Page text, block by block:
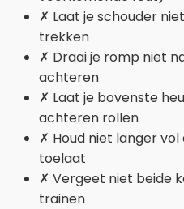
✗ Laat je schouder
trekken
✗ Draai je romp niet
achteren
✗ Laat je bovenste
achteren rollen
✗ Houd niet langer
toelaat
✗ Vergeet niet beide
trainen